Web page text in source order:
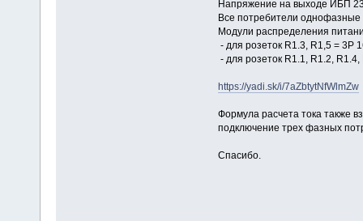
Напряжение на выходе ИБП
Все потребители однофазные
Модули распределения
- для розеток R1.3, R1,5 = 3P
- для розеток R1.1, R1.2,
https://yadi.sk/i/7aZbtytNfWlmZw
Формула расчета тока также
подключение трех фазных
Спасибо.